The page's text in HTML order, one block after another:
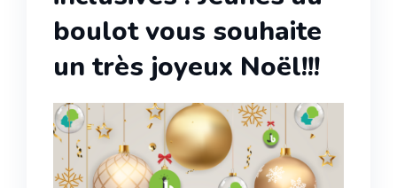
boulot vous souhaite
un très joyeux Noël!!!